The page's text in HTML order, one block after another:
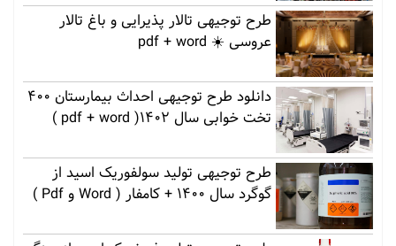
طرح توجیهی تالار پذیرایی و باغ تالار
عروسی ☀️ pdf + word
دانلود طرح توجیهی احداث بیمارستان 400
تخت خوابی سال 1402( pdf + word )
طرح توجیهی تولید سولفوریک اسید از
گوگرد سال 1400 + کامفار ( Word و Pdf )